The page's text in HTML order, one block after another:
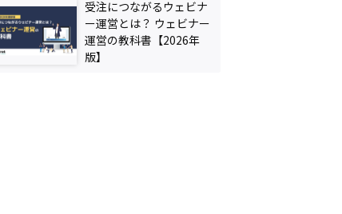
受注につながるウェビナ
ー運営とは？ ウェビナー
運営の教科書【2026年
版】